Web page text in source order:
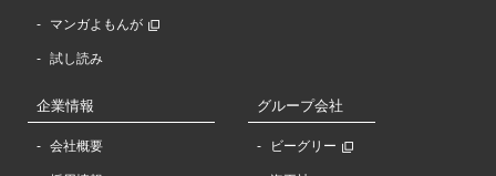
マンガよもんが
試し読み
企業情報
会社概要
グループ会社
ビーグリー